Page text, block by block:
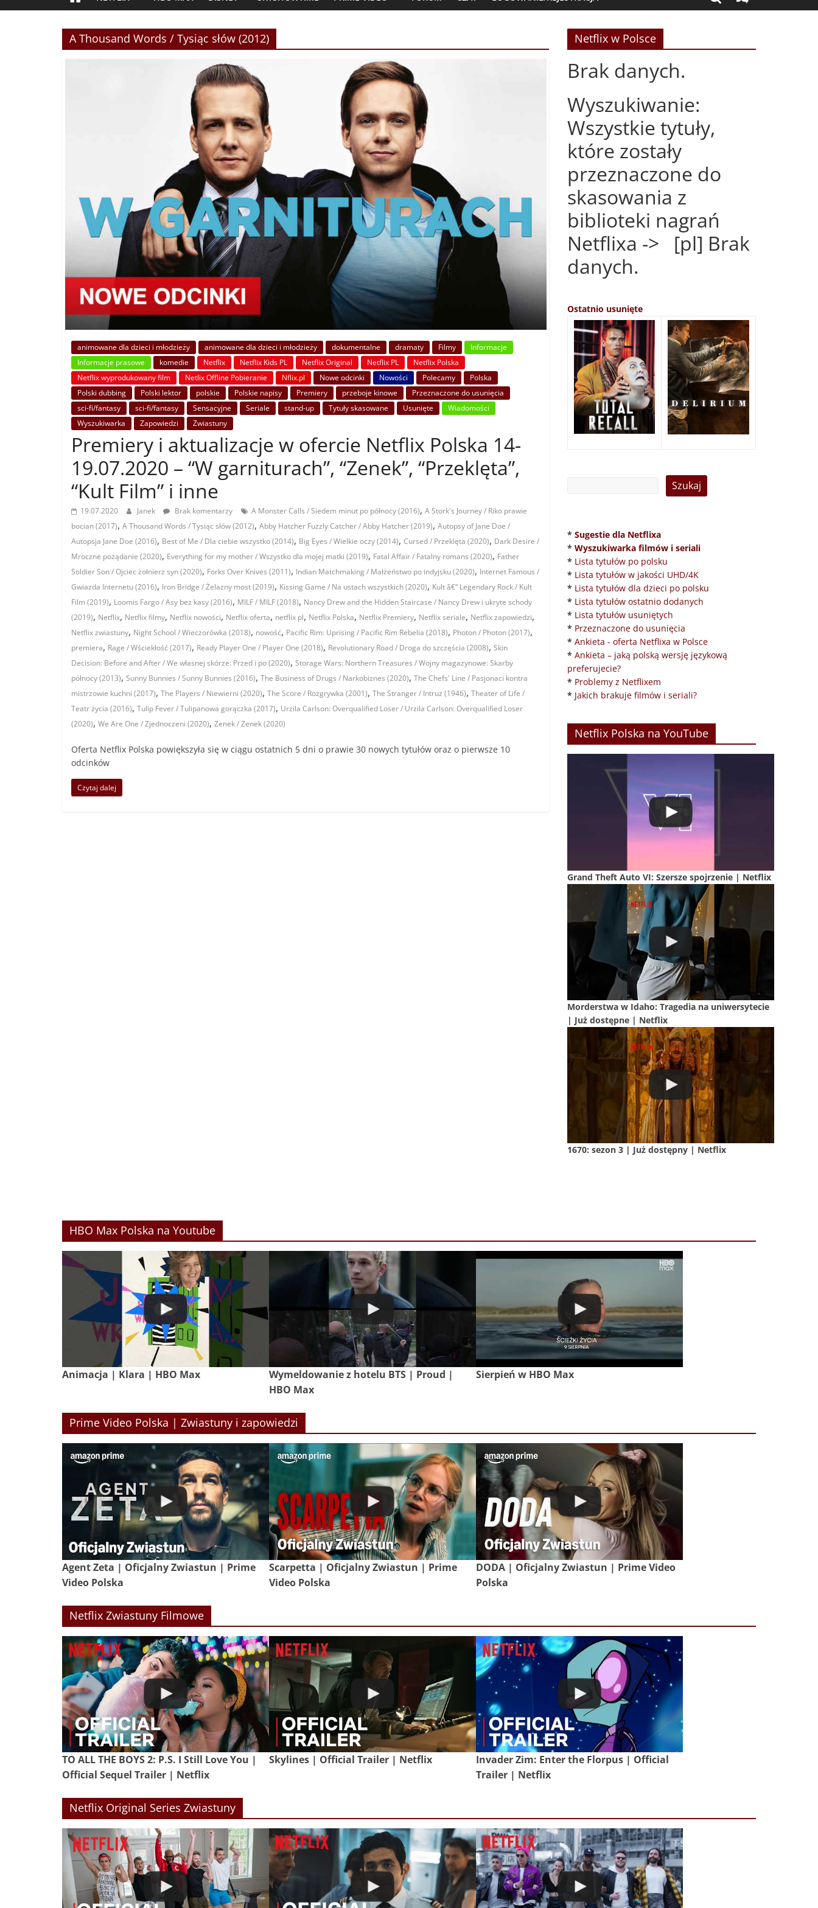
A Thousand Words / Tysiąc słów (2012)
animowane dla dzieci i młodzieży animowane dla dzieci i młodzieży dokumentalne dramaty Filmy
Informacje
Informacje prasowe
komedie Netflix Netflix Kids PL Netflix Original Netflix PL
Netflix Polska
Netflix wyprodukowany film
Netlix Offline Pobieranie Nflix.pl Nowe odcinki Nowości Polecamy
Polska
Polski dubbing
Polski lektor polskie Polskie napisy Premiery przeboje kinowe
Przeznaczone do usunięcia
sci-fi/fantasy
sci-fi/fantasy Sensacyjne Seriale stand-up Tytuły skasowane Usunięte
Wiadomości
Wyszukiwarka
Zapowiedzi Zwiastuny
Premiery i aktualizacje w ofercie Netflix Polska 14-
19.07.2020 – “W garniturach”, “Zenek”, “Przeklęta”,
“Kult Film” i inne
19.07.2020 Janek Brak komentarzy A Monster Calls / Siedem minut po północy (2016), A Stork's Journey / Riko prawie
bocian (2017), A Thousand Words / Tysiąc słów (2012), Abby Hatcher Fuzzly Catcher / Abby Hatcher (2019), Autopsy of Jane Doe /
Autopsja Jane Doe (2016), Best of Me / Dla ciebie wszystko (2014), Big Eyes / Wielkie oczy (2014), Cursed / Przeklęta (2020), Dark Desire /
Mroczne pożądanie (2020), Everything for my mother / Wszystko dla mojej matki (2019), Fatal Affair / Fatalny romans (2020), Father
Soldier Son / Ojciec żołnierz syn (2020), Forks Over Knives (2011), Indian Matchmaking / Małżeństwo po indyjsku (2020), Internet Famous /
Gwiazda Internetu (2016), Iron Bridge / Żelazny most (2019), Kissing Game / Na ustach wszystkich (2020), Kult â€“ Legendary Rock / Kult
Film (2019), Loomis Fargo / Asy bez kasy (2016), MILF / MILF (2018), Nancy Drew and the Hidden Staircase / Nancy Drew i ukryte schody
(2019), Netflix, Netflix filmy, Netflix nowości, Netflix oferta, netflix pl, Netflix Polska, Netflix Premiery, Netflix seriale, Netflix zapowiedzi,
Netflix zwiastuny, Night School / Wieczorówka (2018), nowość, Pacific Rim: Uprising / Pacific Rim Rebelia (2018), Photon / Photon (2017),
premiera, Rage / Wściekłość (2017), Ready Player One / Player One (2018), Revolutionary Road / Droga do szczęścia (2008), Skin
Decision: Before and After / We własnej skórze: Przed i po (2020), Storage Wars: Northern Treasures / Wojny magazynowe: Skarby
północy (2013), Sunny Bunnies / Sunny Bunnies (2016), The Business of Drugs / Narkobiznes (2020), The Chefs' Line / Pasjonaci kontra
mistrzowie kuchni (2017), The Players / Niewierni (2020), The Score / Rozgrywka (2001), The Stranger / Intruz (1946), Theater of Life /
Teatr życia (2016), Tulip Fever / Tulipanowa gorączka (2017), Urzila Carlson: Overqualified Loser / Urzila Carlson: Overqualified Loser
(2020), We Are One / Zjednoczeni (2020), Zenek / Zenek (2020)
Oferta Netflix Polska powiększyła się w ciągu ostatnich 5 dni o prawie 30 nowych tytułów oraz o pierwsze 10
odcinków
Czytaj dalej
Netflix w Polsce
Brak danych.
Wyszukiwanie:
Wszystkie tytuły,
które zostały
przeznaczone do
skasowania z
biblioteki nagrań
Netflixa -> [pl] Brak
danych.
Ostatnio usunięte
* Sugestie dla Netflixa
* Wyszukiwarka filmów i seriali
* Lista tytułów po polsku
* Lista tytułów w jakości UHD/4K
* Lista tytułów dla dzieci po polsku
* Lista tytułów ostatnio dodanych
* Lista tytułów usuniętych
* Przeznaczone do usunięcia
* Ankieta - oferta Netflixa w Polsce
* Ankieta – jaką polską wersję językową
preferujecie?
* Problemy z Netflixem
* Jakich brakuje filmów i seriali?
Netflix Polska na YouTube
Grand Theft Auto VI: Szersze spojrzenie | Netflix
Morderstwa w Idaho: Tragedia na uniwersytecie
| Już dostępne | Netflix
1670: sezon 3 | Już dostępny | Netflix
HBO Max Polska na Youtube
Animacja | Klara | HBO Max
Wymeldowanie z hotelu BTS | Proud |
HBO Max
Sierpień w HBO Max
Prime Video Polska | Zwiastuny i zapowiedzi
Agent Zeta | Oficjalny Zwiastun | Prime
Video Polska
Scarpetta | Oficjalny Zwiastun | Prime
Video Polska
DODA | Oficjalny Zwiastun | Prime Video
Polska
Netflix Zwiastuny Filmowe
TO ALL THE BOYS 2: P.S. I Still Love You |
Official Sequel Trailer | Netflix
Skylines | Official Trailer | Netflix
Invader Zim: Enter the Florpus | Official
Trailer | Netflix
Netflix Original Series Zwiastuny